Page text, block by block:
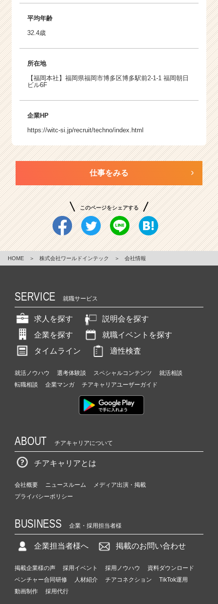
平均年齢
32.4歳
所在地
【福岡本社】福岡県福岡市博多区博多駅前2-1-1 福岡朝日
ビル6F
企業HP
https://witc-si.jp/recruit/techno/index.html
仕事をみる
このページをシェアする
HOME ＞ 株式会社ワールドインテック ＞ 会社情報
SERVICE 就職サービス
求人を探す
説明会を探す
企業を探す
就職イベントを探す
タイムライン
適性検査
就活ノウハウ 選考体験談 スペシャルコンテンツ
就活相談
転職相談
企業マンガ チアキャリアユーザーガイド
ABOUT チアキャリアについて
チアキャリアとは
会社概要 ニュースルーム
メディア出演・掲載
プライバシーポリシー
BUSINESS 企業・採用担当者様
企業担当者様へ 掲載のお問い合わせ
掲載企業様の声 採用イベント 採用ノウハウ
資料ダウンロード
ベンチャー合同研修
人材紹介 チアコネクション
TikTok運用
動画制作
採用代行